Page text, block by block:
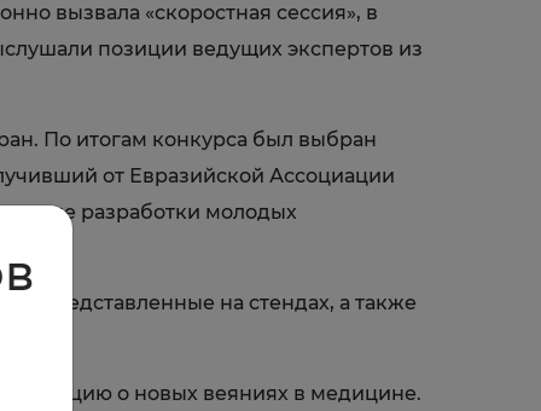
вызвала «скоростная сессия», в
позиции ведущих экспертов из
По итогам конкурса был выбран
от Евразийской Ассоциации
разработки молодых
представленные на стендах, а также
о новых веяниях в медицине.